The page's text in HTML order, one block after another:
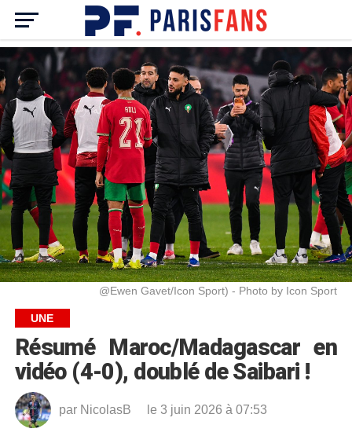
@Ewen Gavet/Icon Sport) - Photo by Icon Sport
UNE
Résumé Maroc/Madagascar en
vidéo (4-0), doublé de Saibari !
par NicolasB le 3 juin 2026 à 07:53